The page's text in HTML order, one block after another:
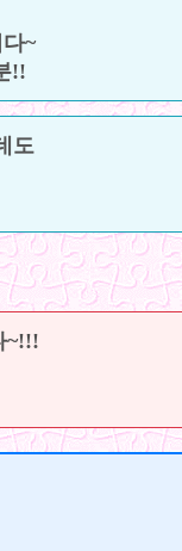
~
!!
도
~!!!